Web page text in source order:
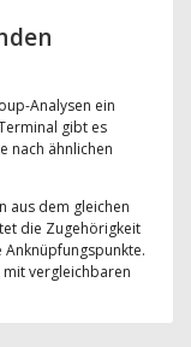
Analysen ein
gibt es
nach ähnlichen
aus dem gleichen
die Zugehörigkeit
Anknüpfungspunkte.
mit vergleichbaren